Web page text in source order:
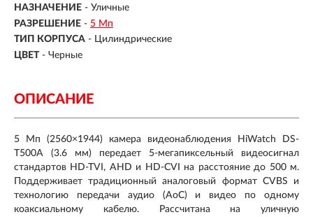
НАЗНАЧЕНИЕ - Уличные
РАЗРЕШЕНИЕ - 5 Мп
ТИП КОРПУСА - Цилиндрические
ЦВЕТ - Черные
ОПИСАНИЕ
5 Мп (2560×1944) камера видеонаблюдения HiWatch DS-
T500A (3.6 мм) передает 5-мегапиксельный видеосигнал
стандартов HD-TVI, AHD и HD-CVI на расстояние до 500 м.
Поддерживает традиционный аналоговый формат CVBS и
технологию передачи аудио (AoC) и видео по одному
коаксиальному кабелю. Рассчитана на уличную